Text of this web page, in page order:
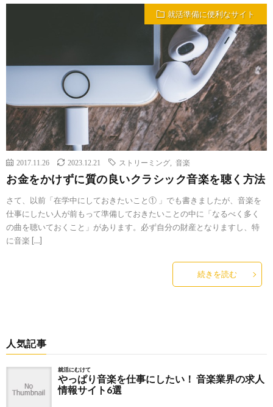
就活準備に便利なサイト
2017.11.26 2023.12.21 ストリーミング 音楽
お金をかけずに質の良いクラシック音楽を聴く方法
さて、以前「在学中にしておきたいこと① 」でも書きましたが、音楽を
仕事にしたい人が前もって準備しておきたいことの中に「なるべく多く
の曲を聴いておくこと」があります。必ず自分の財産となりますし、特
に音楽 […]
続きを読む
人気記事